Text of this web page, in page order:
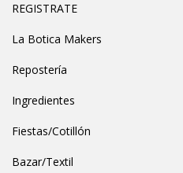
REGISTRATE
La Botica Makers
Repostería
Ingredientes
Fiestas/Cotillón
Bazar/Textil